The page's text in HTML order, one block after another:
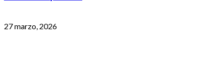
27 marzo, 2026